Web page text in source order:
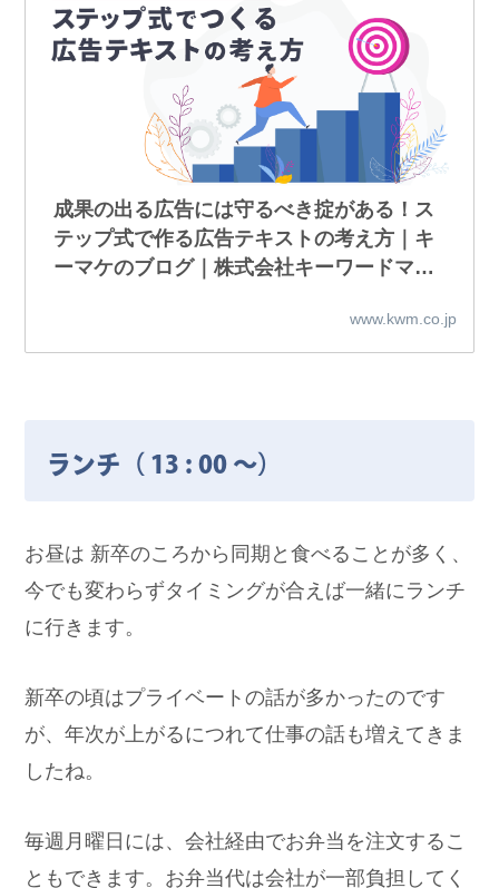
成果の出る広告には守るべき掟がある！ス
テップ式で作る広告テキストの考え方｜キ
ーマケのブログ｜株式会社キーワードマー
www.kwm.co.jp
ランチ（ 13 : 00 ～）
お昼は 新卒のころから同期と食べることが多く、
今でも変わらずタイミングが合えば一緒にランチ
に行きます。
新卒の頃はプライベートの話が多かったのです
が、年次が上がるにつれて仕事の話も増えてきま
したね。
毎週月曜日には、会社経由でお弁当を注文するこ
ともできます。お弁当代は会社が一部負担してく